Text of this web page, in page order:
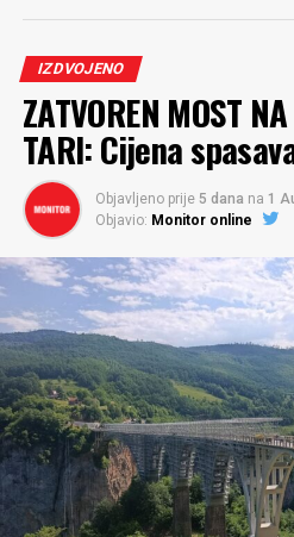
IZDVOJENO
ZATVOREN MOST
TARI: Cijena
Objavljeno prije 5 dana na 1
Objavio: Monitor online